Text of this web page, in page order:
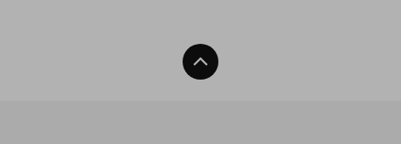
Back To Top